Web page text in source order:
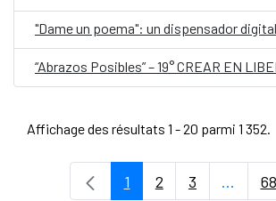
“Abrazos Posibles” – 19° CREAR EN
Affichage des résultats 1 - 20 parmi 1 352.
Page
1 Page
2 Page
3 ...Pages
68